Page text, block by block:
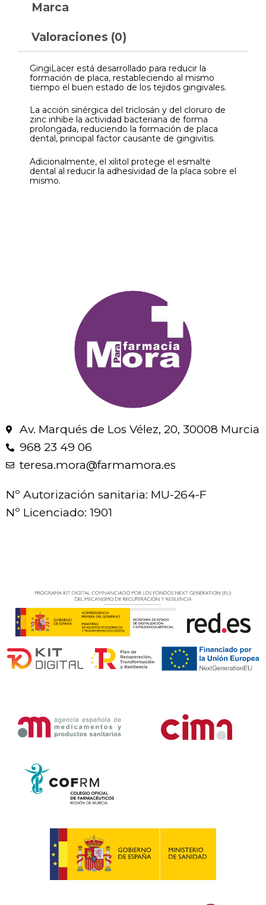
Marca
Valoraciones (0)
GingiLacer está desarrollado para reducir la
formación de placa, restableciendo al mismo
tiempo el buen estado de los tejidos gingivales.
La acción sinérgica del triclosán y del cloruro de
zinc inhibe la actividad bacteriana de forma
prolongada, reduciendo la formación de placa
dental, principal factor causante de gingivitis.
Adicionalmente, el xilitol protege el esmalte
dental al reducir la adhesividad de la placa sobre el
mismo.
Av. Marqués de Los Vélez, 20, 30008 Murcia
968 23 49 06
teresa.mora@farmamora.es
Nº Autorización sanitaria: MU-264-F
Nº Licenciado: 1901